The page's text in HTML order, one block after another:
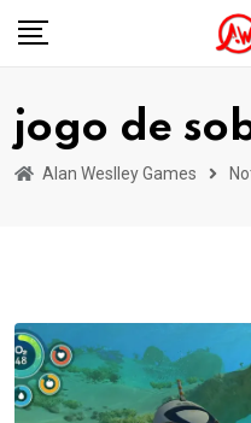
Skip
jogo de
Alan Weslley Games